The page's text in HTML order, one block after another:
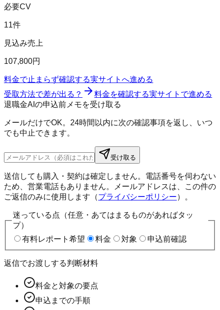
必要CV
11件
見込み売上
107,800円
料金で止まらず確認する実サイトへ進める
受取方法で差が出る？
料金を確認する実サイトで進める
退職金AIの申込前メモを受け取る
メールだけでOK。24時間以内に次の確認事項を返し、いつ
でも中止できます。
受け取る
送信しても購入・契約は確定しません。電話番号を伺わない
ため、営業電話もありません。メールアドレスは、この件の
ご返信のみに使用します（プライバシーポリシー）。
迷っている点（任意・あてはまるものがあればタッ
プ）
有料レポート希望
料金 対象 申込前確認
返信でお渡しする判断材料
料金と対象の要点
申込までの手順